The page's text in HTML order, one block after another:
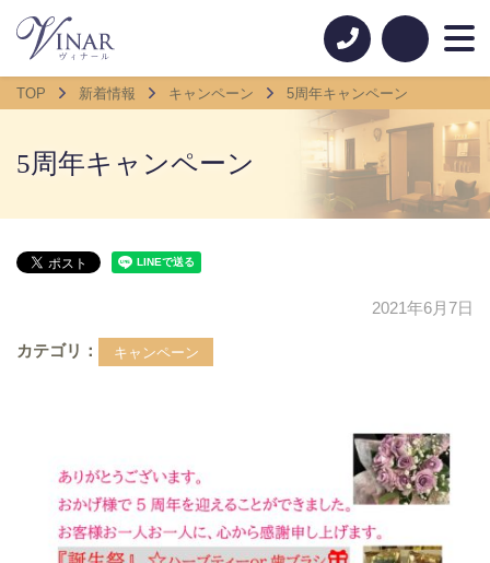
TOP 新着情報 キャンペーン 5周年キャンペーン
5周年キャンペーン
2021年6月7日
カテゴリ キャンペーン